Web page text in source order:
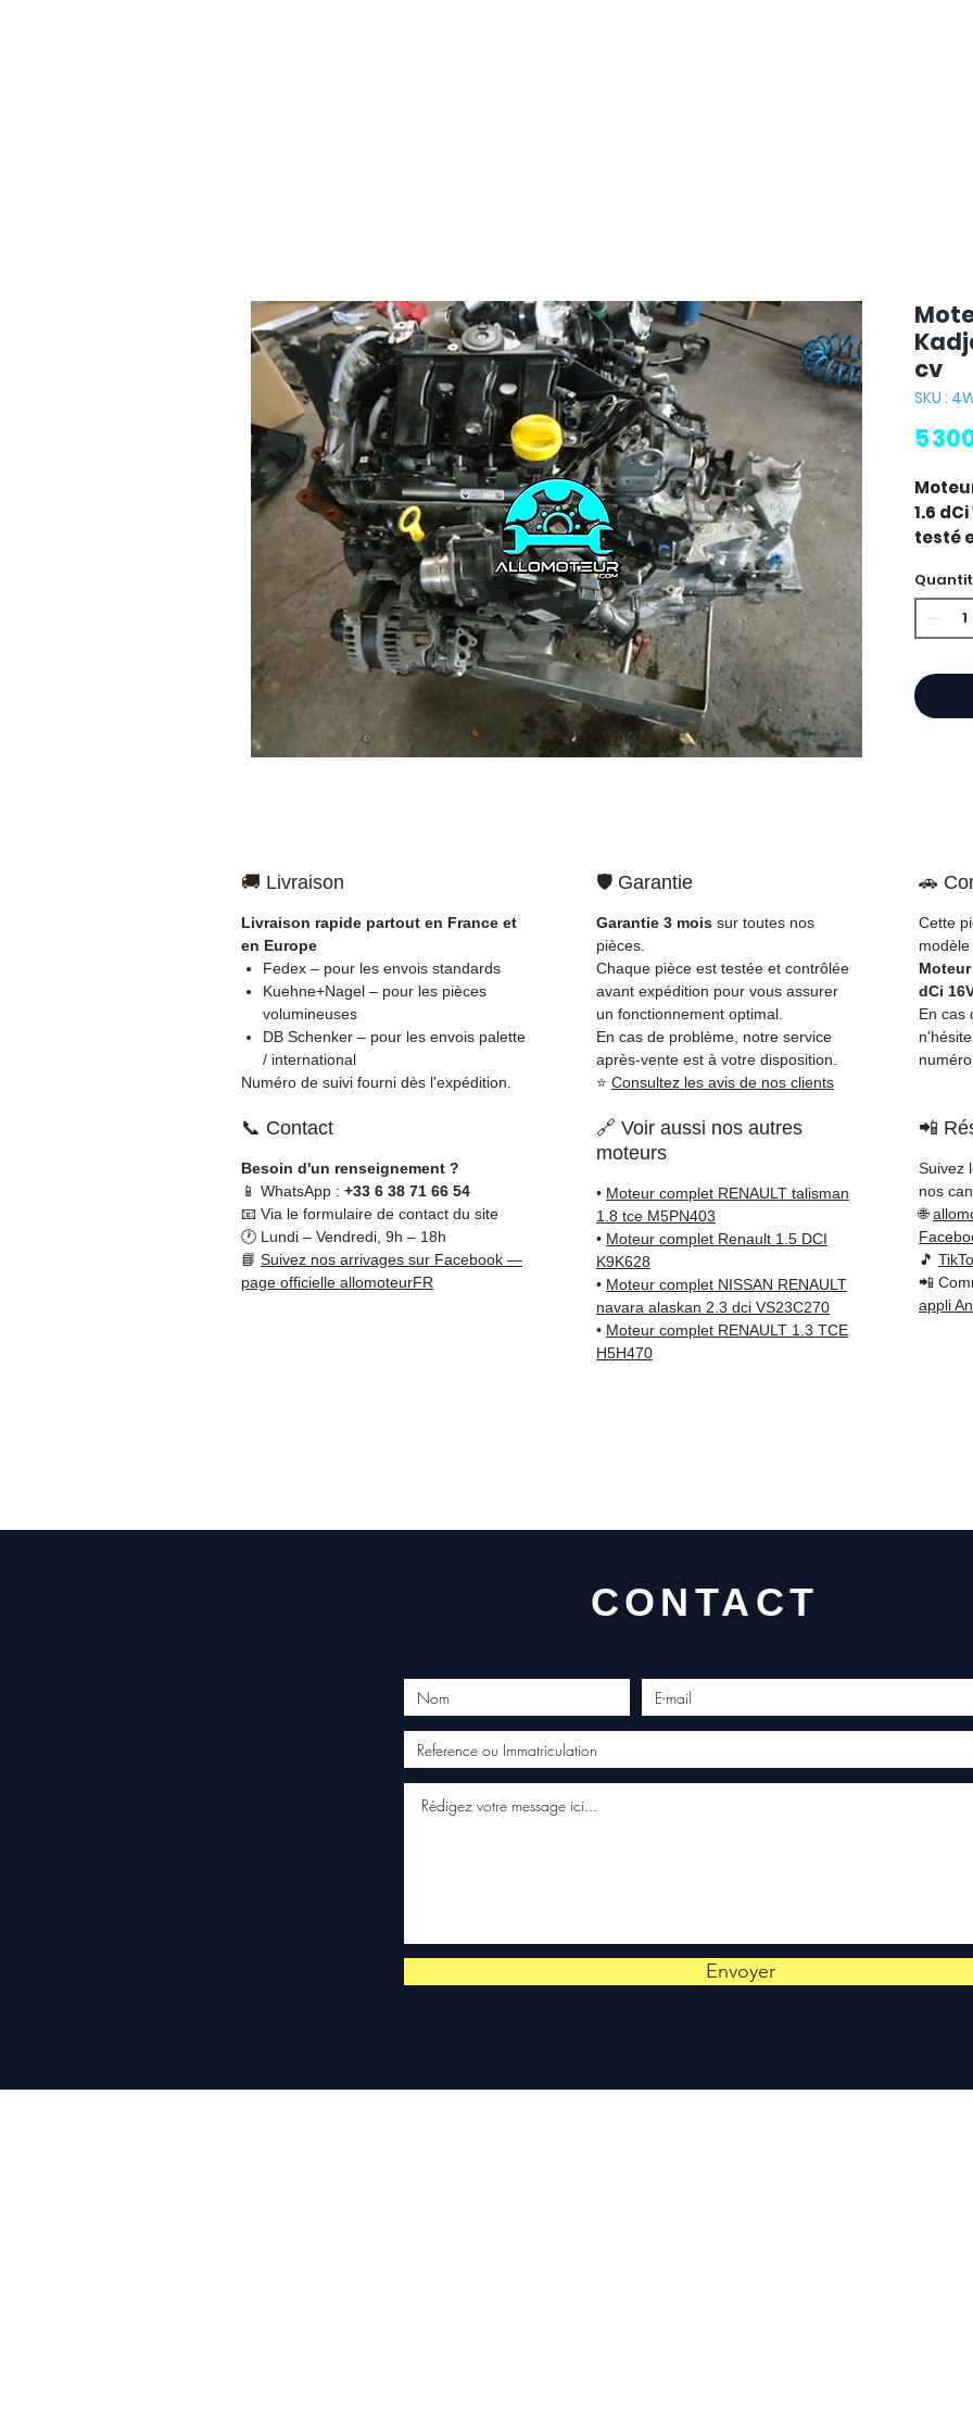
cv
SKU :
5
1.6
testé
1.6L
reste
+33 6
5 à 7
🚚 Livraison
Livraison rapide partout en France et
en Europe
Fedex – pour les envois standards
Kuehne+Nagel – pour les pièces
volumineuses
DB Schenker – pour les envois palette
/ international
Numéro de suivi fourni dès l'expédition.
🛡️ Garantie
Garantie 3 mois sur toutes nos
pièces.
Chaque pièce est testée et contrôlée
avant expédition pour vous assurer
un fonctionnement optimal.
En cas de problème, notre service
après-vente est à votre disposition.
⭐ Consultez les avis de nos clients
🚗
Cette
dCi
En cas
📞 Contact
Besoin d'un renseignement ?
📱 WhatsApp : +33 6 38 71 66 54
📧 Via le formulaire de contact du site
🕐 Lundi – Vendredi, 9h – 18h
📘 Suivez nos arrivages sur Facebook —
page officielle allomoteurFR
🔗 Voir aussi nos autres
moteurs
• Moteur complet RENAULT talisman
1.8 tce M5PN403
• Moteur complet Renault 1.5 DCI
K9K628
• Moteur complet NISSAN RENAULT
navara alaskan 2.3 dci VS23C270
• Moteur complet RENAULT 1.3 TCE
H5H470
📲
Suivez
nos
🌐
🎵
📲
appli
CONTACT
Envoyer